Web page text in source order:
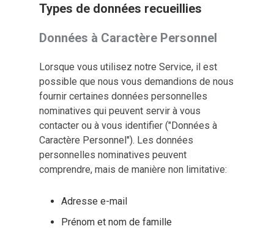
Types de données recueillies
Données à Caractère Personnel
Lorsque vous utilisez notre Service, il est
possible que nous vous demandions de nous
fournir certaines données personnelles
nominatives qui peuvent servir à vous
contacter ou à vous identifier ("Données à
Caractère Personnel"). Les données
personnelles nominatives peuvent
comprendre, mais de manière non limitative:
Adresse e-mail
Prénom et nom de famille